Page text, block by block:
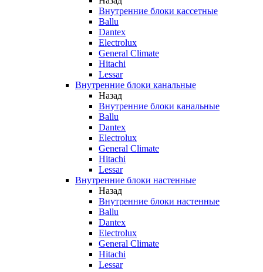
Внутренние блоки кассетные
Ballu
Dantex
Electrolux
General Climate
Hitachi
Lessar
Внутренние блоки канальные
Назад
Внутренние блоки канальные
Ballu
Dantex
Electrolux
General Climate
Hitachi
Lessar
Внутренние блоки настенные
Назад
Внутренние блоки настенные
Ballu
Dantex
Electrolux
General Climate
Hitachi
Lessar